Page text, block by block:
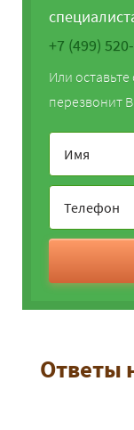
+7 (499)
Или
перезвонит
Ответы